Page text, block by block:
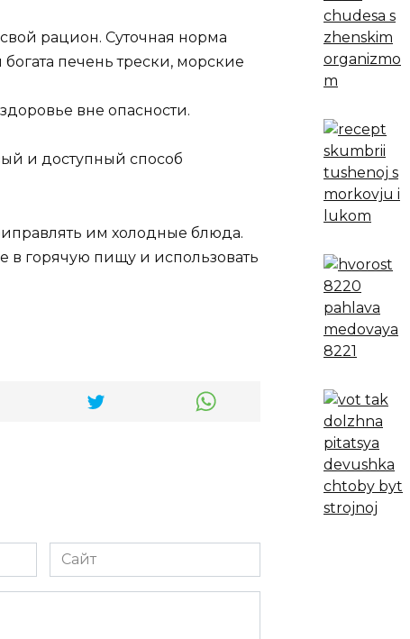
рацион. Суточная норма
печень трески, морские
вне опасности.
и доступный способ
им холодные блюда.
в горячую пищу и использовать
Сайт